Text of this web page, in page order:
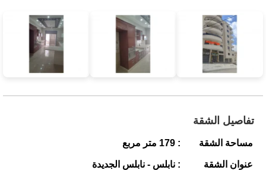
تفاصيل الشقة
مساحة الشقة : 179 متر مربع
عنوان الشقة : نابلس - نابلس الجديدة